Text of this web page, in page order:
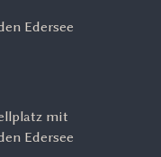
Edersee
mit
Edersee